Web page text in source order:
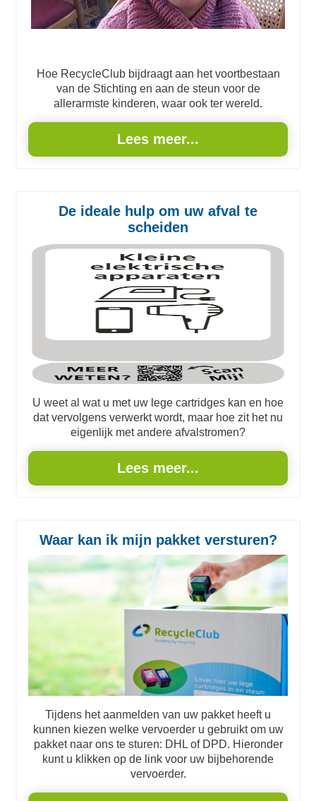
Hoe RecycleClub bijdraagt aan het voortbestaan
van de Stichting en aan de steun voor de
allerarmste kinderen, waar ook ter wereld.
Lees meer...
De ideale hulp om uw afval te
scheiden
U weet al wat u met uw lege cartridges kan en hoe
dat vervolgens verwerkt wordt, maar hoe zit het nu
eigenlijk met andere afvalstromen?
Lees meer...
Waar kan ik mijn pakket versturen?
Tijdens het aanmelden van uw pakket heeft u
kunnen kiezen welke vervoerder u gebruikt om uw
pakket naar ons te sturen: DHL of DPD. Hieronder
kunt u klikken op de link voor uw bijbehorende
vervoerder.